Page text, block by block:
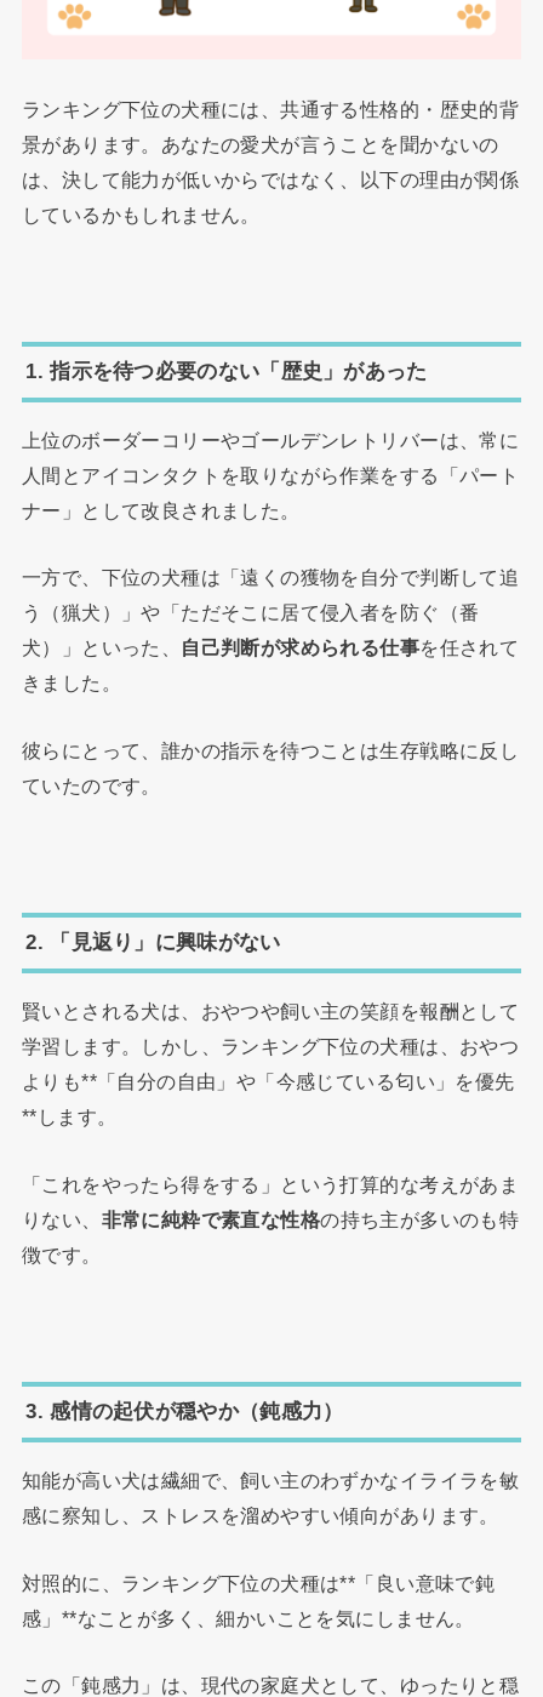
ランキング下位の犬種には、共通する性格的・歴史的背
景があります。あなたの愛犬が言うことを聞かないの
は、決して能力が低いからではなく、以下の理由が関係
しているかもしれません。
1. 指示を待つ必要のない「歴史」があった
上位のボーダーコリーやゴールデンレトリバーは、常に
人間とアイコンタクトを取りながら作業をする「パート
ナー」として改良されました。
一方で、下位の犬種は「遠くの獲物を自分で判断して追
う（猟犬）」や「ただそこに居て侵入者を防ぐ（番
犬）」といった、 自己判断が求められる仕事を任されて
きました。
彼らにとって、誰かの指示を待つことは生存戦略に反し
ていたのです。
2. 「見返り」に興味がない
賢いとされる犬は、おやつや飼い主の笑顔を報酬として
学習します。しかし、ランキング下位の犬種は、おやつ
よりも**「自分の自由」や「今感じている匂い」を優先
**します。
「これをやったら得をする」という打算的な考えがあま
りない、 非常に純粋で素直な性格の持ち主が多いのも特
徴です。
3. 感情の起伏が穏やか（鈍感力）
知能が高い犬は繊細で、飼い主のわずかなイライラを敏
感に察知し、ストレスを溜めやすい傾向があります。
対照的に、ランキング下位の犬種は**「良い意味で鈍
感」**なことが多く、細かいことを気にしません。
この「鈍感力」は、現代の家庭犬として、ゆったりと穏